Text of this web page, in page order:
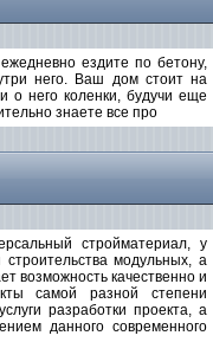
ездите по бетону,
него. Ваш дом стоит на
о него коленки, будучи еще
знаете все про
стройматериал, у
модульных, а
возможность качественно и
самой разной степени
разработки проекта, а
данного современного